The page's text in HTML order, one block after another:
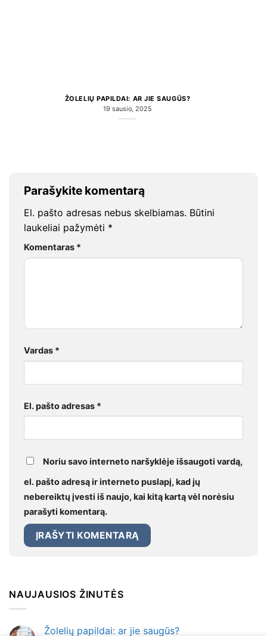
ŽOLELIŲ PAPILDAI: AR JIE SAUGŪS?
19 sausio, 2025
Parašykite komentarą
El. pašto adresas nebus skelbiamas. Būtini
laukeliai pažymėti *
Komentaras *
Vardas *
El. pašto adresas *
Noriu savo interneto naršyklėje išsaugoti vardą,
el. pašto adresą ir interneto puslapį, kad jų
nebereiktų įvesti iš naujo, kai kitą kartą vėl norėsiu
parašyti komentarą.
NAUJAUSIOS ŽINUTĖS
Žolelių papildai: ar jie saugūs?